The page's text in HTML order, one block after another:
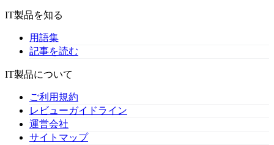
IT製品を知る
用語集
記事を読む
IT製品について
ご利用規約
レビューガイドライン
運営会社
サイトマップ